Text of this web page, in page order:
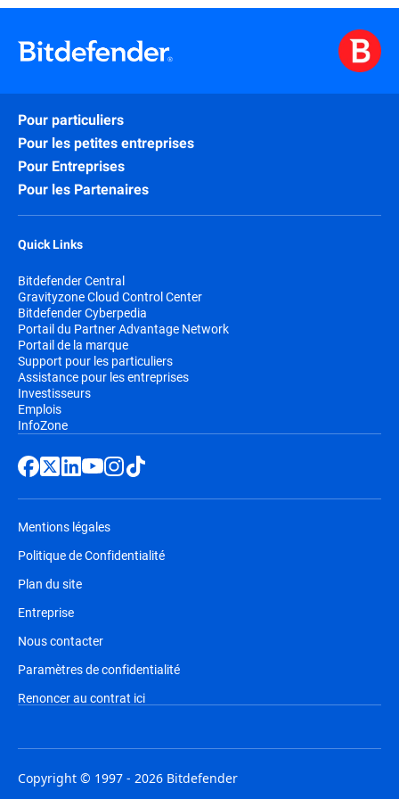
Pour particuliers
Pour les petites entreprises
Pour Entreprises
Pour les Partenaires
Quick Links
Bitdefender Central
Gravityzone Cloud Control Center
Bitdefender Cyberpedia
Portail du Partner Advantage Network
Portail de la marque
Support pour les particuliers
Assistance pour les entreprises
Investisseurs
Emplois
InfoZone
Mentions légales
Politique de Confidentialité
Plan du site
Entreprise
Nous contacter
Paramètres de confidentialité
Renoncer au contrat ici
Copyright © 1997 - 2026 Bitdefender